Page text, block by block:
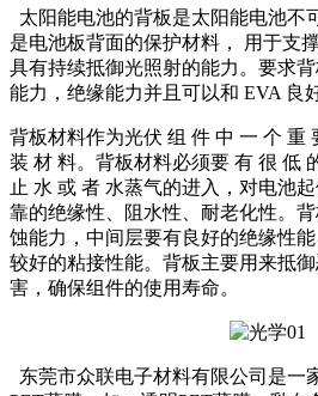
太阳能电池的背板是太阳能电池不
是电池板背面的保护材料， 用于支
具有持续抵御光照射的能力。要求
能力，绝缘能力并且可以和 EVA 良
背板材料作为光伏 组 件 中 一 个 重
装 材 料。背板材料必须要 有 很 低
止 水 或 者 水蒸气的进入，对电池
靠的绝缘性、阻水性、耐老化性。
蚀能力，中间层要有良好的绝缘性
较好的粘接性能。背板主要用来抵
害，确保组件的使用寿命。
东莞市众联电子材料有限公司是一